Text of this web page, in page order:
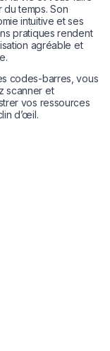
du temps. Son
intuitive et ses
pratiques rendent
agréable et
codes-barres, vous
scanner et
vos ressources
d’œil.